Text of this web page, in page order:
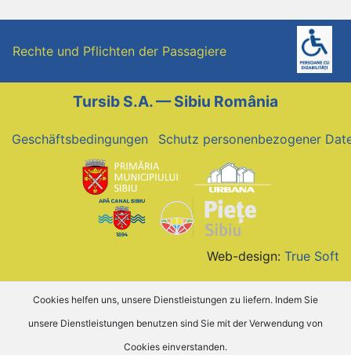
Rechte und Pflichten der Passagiere
Tursib S.A. — Sibiu România
Geschäftsbedingungen Schutz personenbezogener
Web-design: True Soft
Cookies helfen uns, unsere Dienstleistungen zu liefern. Indem Sie
unsere Dienstleistungen benutzen sind Sie mit der Verwendung von
Cookies einverstanden.